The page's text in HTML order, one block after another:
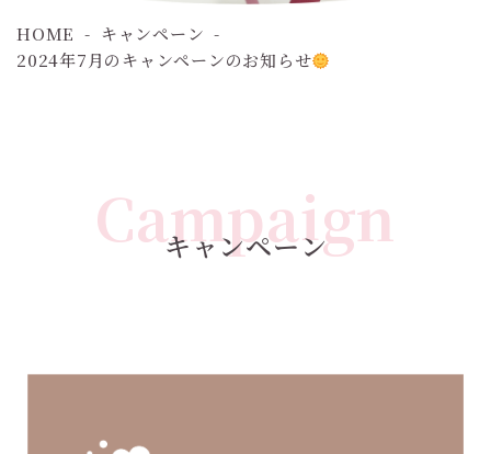
HOME
キャンペーン
2024年7月のキャンペーンのお知らせ
Campaign
キャンペーン